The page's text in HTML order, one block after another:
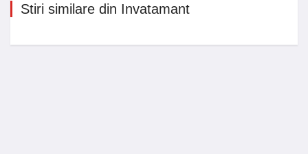
Stiri similare din Invatamant